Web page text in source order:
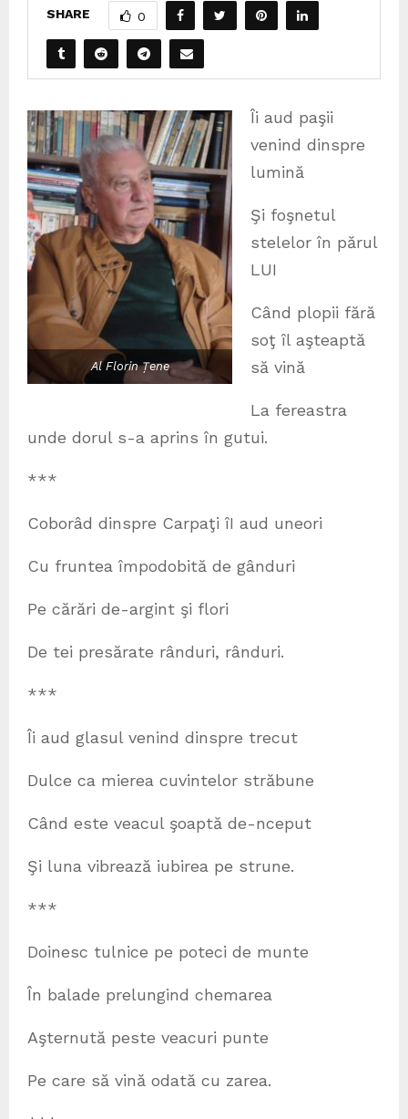
SHARE 0
Al Florin Țene
Îi aud paşii
venind dinspre
lumină
Şi foşnetul
stelelor în părul
LUI
Când plopii fără
soţ îl aşteaptă
să vină
La fereastra
unde dorul s-a aprins în gutui.
***
Coborâd dinspre Carpaţi îI aud uneori
Cu fruntea împodobită de gânduri
Pe cărări de-argint şi flori
De tei presărate rânduri, rânduri.
***
Îi aud glasul venind dinspre trecut
Dulce ca mierea cuvintelor străbune
Când este veacul şoaptă de-nceput
Şi luna vibrează iubirea pe strune.
***
Doinesc tulnice pe poteci de munte
În balade prelungind chemarea
Aşternută peste veacuri punte
Pe care să vină odată cu zarea.